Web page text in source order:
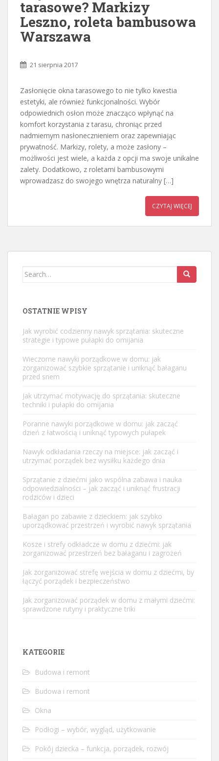
tarasowe? Markizy
Leszno, roleta bambusowa
Warszawa
21 sierpnia 2017
Zasłonięcie okna tarasowego to nie tylko kwestia
estetyki, ale również funkcjonalności. Wybór
odpowiednich osłon może znacząco wpłynąć na
komfort korzystania z tarasu, chroniąc przed
nadmiernym nasłonecznieniem oraz zapewniając
prywatność. Markizy, rolety, a może zasłony –
możliwości jest wiele, a każda z opcji ma swoje unikalne
zalety. Dodatkowo, z roletami bambusowymi
wprowadzasz do swojego wnętrza naturalny […]
CZYTAJ WIĘCEJ
Search
OSTATNIE WPISY
Jak wyrobić codzienny nawyk sprzątania: skuteczne
strategie i typowe pułapki do omijania
Wieczorne nawyki porządkowe w domu: jak
zorganizować szybkie sprzątanie i uniknąć bałaganu
przed snem
Jak utrzymać motywację do sprzątania: skuteczne
techniki i pułapki do omijania
Poranne nawyki porządkowe w domu: jak zacząć
dzień z łatwością i uniknąć typowych pułapek
Nawyk odkładania rzeczy na miejsce: jak zacząć i
utrzymać porządek bez wysiłku każdego dnia
Sprzątanie z dziećmi jako wspólna zabawa i nauka
odpowiedzialności – jak zacząć i uniknąć frustracji
rodziców i dzieci
Bałagan po zabawie z dzieckiem: jak szybko
uporządkować przestrzeń i wyrobić nawyk sprzątania
Kosze i strefy odkładcze w domu z dziećmi: jak
zorganizować przestrzeń bez bałaganu i zagrożeń
Jak zorganizować strefę wejścia w domu z dziećmi, by
łączyć porządek i bezpieczeństwo
Jak zorganizować porządek w domu z małymi dziećmi:
sprawdzone rutyny i praktyczne triki
KATEGORIE
Budowa i remont
Budowa i remont
Okna
Podłogi – wybór, wygląd, użytkowanie
Pokój dziecka – funkcja, porządek, rozwój